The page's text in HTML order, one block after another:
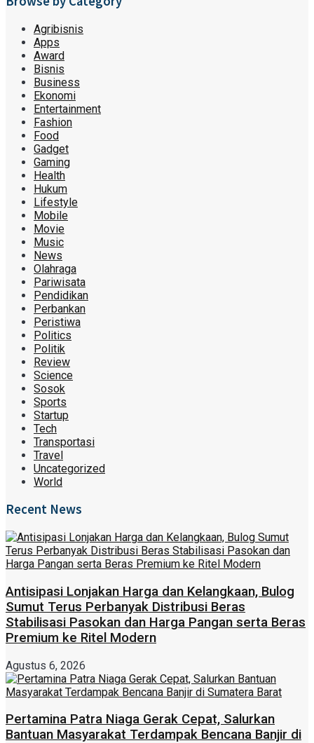
Agribisnis
Apps
Award
Bisnis
Business
Ekonomi
Entertainment
Fashion
Food
Gadget
Gaming
Health
Hukum
Lifestyle
Mobile
Movie
Music
News
Olahraga
Pariwisata
Pendidikan
Perbankan
Peristiwa
Politics
Politik
Review
Science
Sosok
Sports
Startup
Tech
Transportasi
Travel
Uncategorized
World
Recent News
Antisipasi Lonjakan Harga dan Kelangkaan, Bulog
Sumut Terus Perbanyak Distribusi Beras
Stabilisasi Pasokan dan Harga Pangan serta Beras
Premium ke Ritel Modern
Agustus 6, 2026
Pertamina Patra Niaga Gerak Cepat, Salurkan
Bantuan Masyarakat Terdampak Bencana Banjir di